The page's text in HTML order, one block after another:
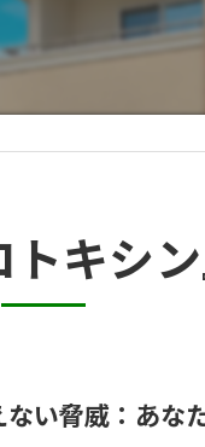
カビと結露対策
『またか…』の天井結
半地下・地下室のカビ
雨漏りに
コンク
部屋の
キシ
い脅威：あな